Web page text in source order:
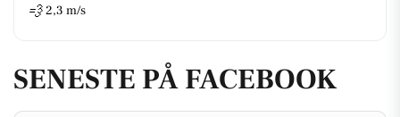
💨 2,3 m/s
SENESTE PÅ FACEBOOK